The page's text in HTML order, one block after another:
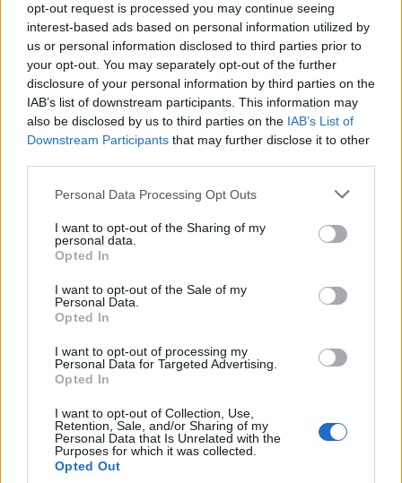
opt-out request is processed you may continue seeing
interest-based ads based on personal information utilized by
us or personal information disclosed to third parties prior to
your opt-out. You may separately opt-out of the further
disclosure of your personal information by third parties on the
IAB’s list of downstream participants. This information may
also be disclosed by us to third parties on the IAB’s List of
Downstream Participants that may further disclose it to other
Personal Data Processing Opt Outs
I want to opt-out of the Sharing of my
personal data.
Opted In
I want to opt-out of the Sale of my
Personal Data.
Opted In
I want to opt-out of processing my
Personal Data for Targeted Advertising.
Opted In
I want to opt-out of Collection, Use,
Retention, Sale, and/or Sharing of my
Personal Data that Is Unrelated with the
Purposes for which it was collected.
Opted Out